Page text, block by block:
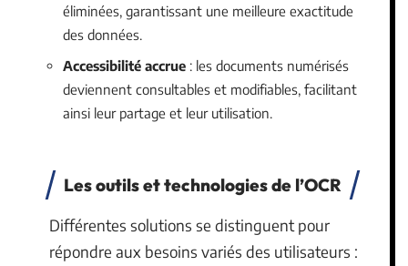
éliminées, garantissant une meilleure exactitude
des données.
Accessibilité accrue : les documents numérisés
deviennent consultables et modifiables, facilitant
ainsi leur partage et leur utilisation.
Les outils et technologies de l’OCR
Différentes solutions se distinguent pour
répondre aux besoins variés des utilisateurs :